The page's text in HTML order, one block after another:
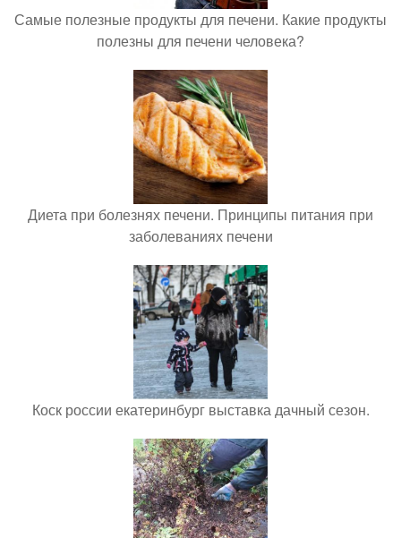
Самые полезные продукты для печени. Какие продукты
полезны для печени человека?
Диета при болезнях печени. Принципы питания при
заболеваниях печени
Коск россии екатеринбург выставка дачный сезон.